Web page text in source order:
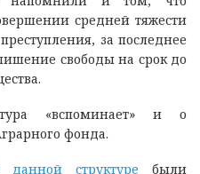
средней тяжести
за последнее
свободы на срок до
«вспоминает» и о
фонда.
структуре были